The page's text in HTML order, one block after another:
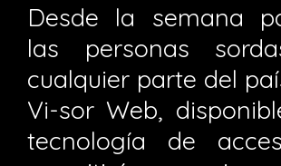
Desde la semana
las personas
cualquier parte del
Vi-sor Web,
tecnología de